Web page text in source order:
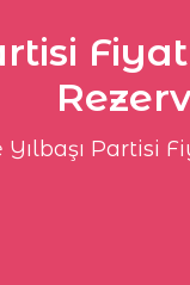
Yılbaşı Partisi